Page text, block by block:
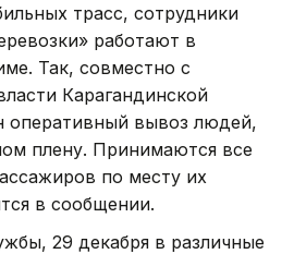
трасс, сотрудники
работают в
Так, совместно с
Карагандинской
оперативный вывоз людей,
плену. Принимаются все
по месту их
в сообщении.
29 декабря в различные